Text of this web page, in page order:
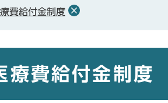
費給付金制度
療費給付金制度